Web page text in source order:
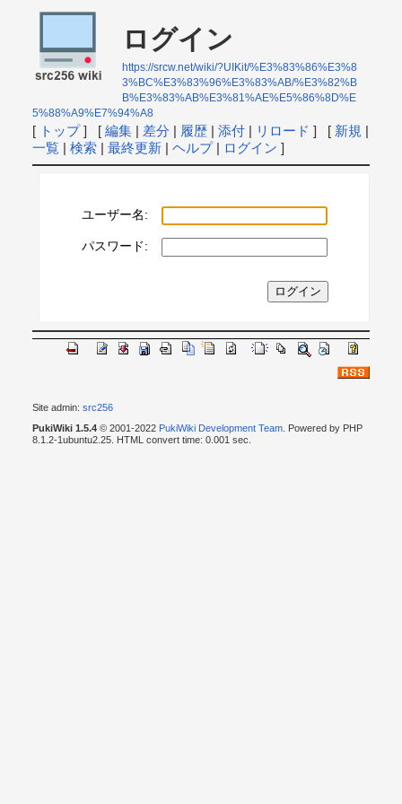
ログイン
https://srcw.net/wiki/?UIKit/%E3%83%86%E3%8
3%BC%E3%83%96%E3%83%AB/%E3%82%B
B%E3%83%AB%E3%81%AE%E5%86%8D%E
5%88%A9%E7%94%A8
[ トップ] [ 編集| 差分 | 履歴| 添付| リロード ] [ 新規 |
一覧| 検索| 最終更新| ヘルプ| ログイン ]
ユーザー名:
パスワード:
Site admin: src256
PukiWiki 1.5.4© 2001-2022 PukiWiki Development Team. Powered by PHP
8.1.2-1ubuntu2.25. HTML convert time: 0.001 sec.